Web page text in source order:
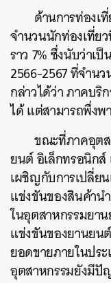
ด้านการท่องเ
จำนวนนักท่องเที่ย
ราว 7% ซึ่งนับว่าเ
2566-2567 ที่จำน
กล่าวได้ว่า ภาคบริ
ได้ แต่สามารถพึ่งพ
ขณะที่ภาคอุต
ยนต์ อิเล็กทรอนิก
เผชิญกับการเปลี่ย
แข่งขันของสินค้าน
ในอุตสาหกรรมยา
แข่งขันของยานยน
ยอดขายภายในปร
อุตสาหกรรมยังมีปั